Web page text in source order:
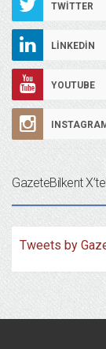
TWITTER
LINKEDIN
YOUTUBE
GazeteBilkent
Tweets by